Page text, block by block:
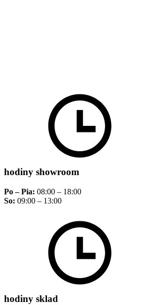
hodiny showroom
Po – Pia: 08:00 – 18:00
So: 09:00 – 13:00
hodiny sklad